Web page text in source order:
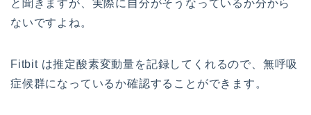
と聞きますが、実際に自分がそうなっているか分から
ないですよね。
Fitbit は推定酸素変動量を記録してくれるので、無呼吸
症候群になっているか確認することができます。